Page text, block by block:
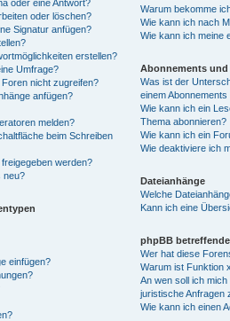
oder eine Antwort?
oder löschen?
Signatur anfügen?
erstellen?
Umfrage?
nicht zugreifen?
anfügen?
melden?
beim Schreiben
werden?
neu?
einfügen?
Warum bekomme
Wie kann ich nach
Wie kann ich meine
Abonnements und
Was ist der
einem
Wie kann ich ein
Thema abonnieren?
Wie kann ich ein
Wie deaktiviere ich
Dateianhänge
Welche
Kann ich eine
phpBB
Wer hat diese
Warum ist Funktion
An wen soll ich
juristische Anfragen
Wie kann ich einen